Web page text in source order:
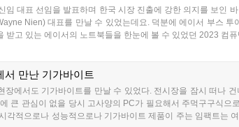
대표 선임을 발표하며 한국 시장 진출에 강한 의지를 보인
Nien) 대표를 만날 수 있었는데요. 덕분에 에이서 부스
받고 있는 에이서의 노트북들을 한눈에 볼 수 있었던 2023 컴
서 만난 기가바이트
에서도 기가바이트를 만날 수 있었다. 전시장을 잠시 떠나
큰 관심이 없을 당시 고사양의 PC가 필요해서 주먹구구식
각적으로나 성능적으로나 기가바이트 제품이 주는 임팩트는